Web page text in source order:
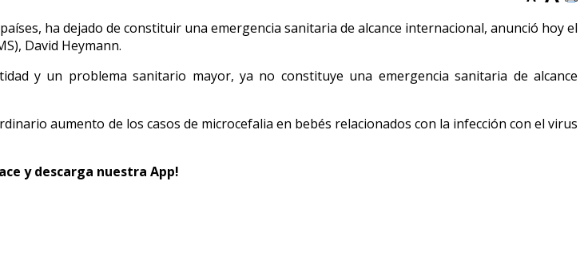
ha dejado de constituir una emergencia sanitaria de alcance internacional, anunció hoy el
David Heymann.
y un problema sanitario mayor, ya no constituye una emergencia sanitaria de alcance
aumento de los casos de microcefalia en bebés relacionados con la infección con el virus
y descarga nuestra App!